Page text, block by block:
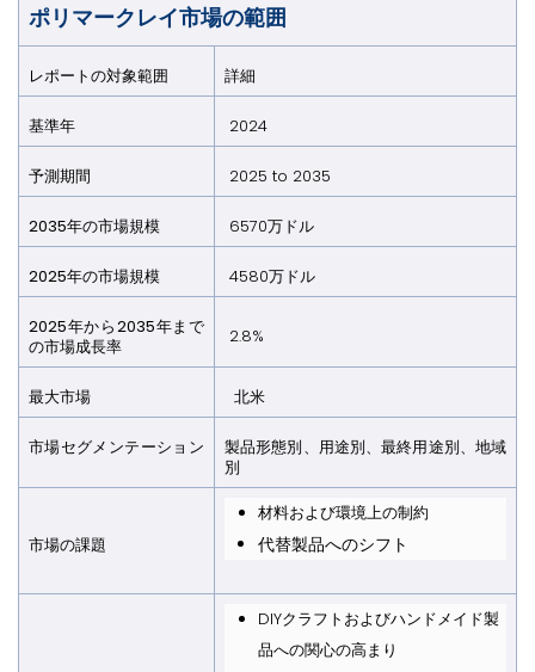
ポリマークレイ市場の範囲
レポートの対象範囲 詳細
基準年 2024
予測期間 2025 to 2035
2035年の市場規模 6570万ドル
2025年の市場規模 4580万ドル
2025年から2035年まで
の市場成長率
2.8%
最大市場 北米
市場セグメンテーション​​​​​​​
製品形態別、用途別、最終用途別、地域
別
市場の課題​​​​​​​
材料および環境上の制約
代替製品へのシフト
DIYクラフトおよびハンドメイド製
品への関心の高まり